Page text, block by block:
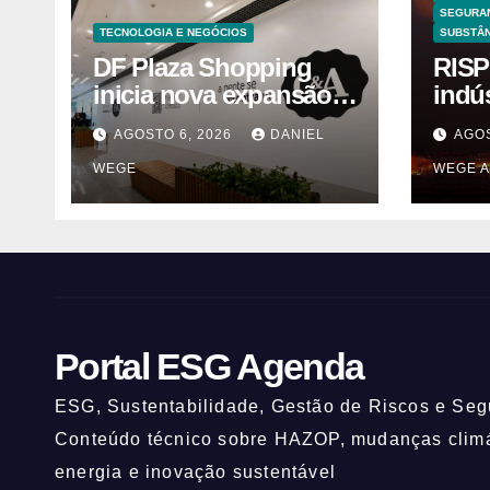
TECNOLOGIA E NEGÓCIOS
DF Plaza Shopping
inicia nova expansão
com a chegada de
grandes marcas e
inauguração de
espaço infantil – Dicas
AGOSTO 6, 2026 DANIEL
WEGE WEGE
Portal ESG Agenda
ESG, Sustentabilidade, Gestão de Riscos e
Conteúdo técnico sobre HAZOP, mudanças
energia e inovação sustentável